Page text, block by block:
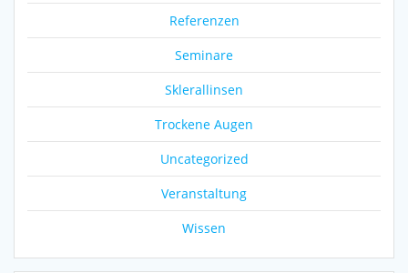
Referenzen
Seminare
Sklerallinsen
Trockene Augen
Uncategorized
Veranstaltung
Wissen